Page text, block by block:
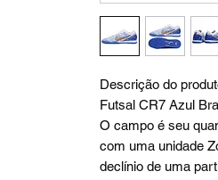
Descrição do
Futsal CR7 Azul
O campo é seu
com uma unidade
declínio de uma